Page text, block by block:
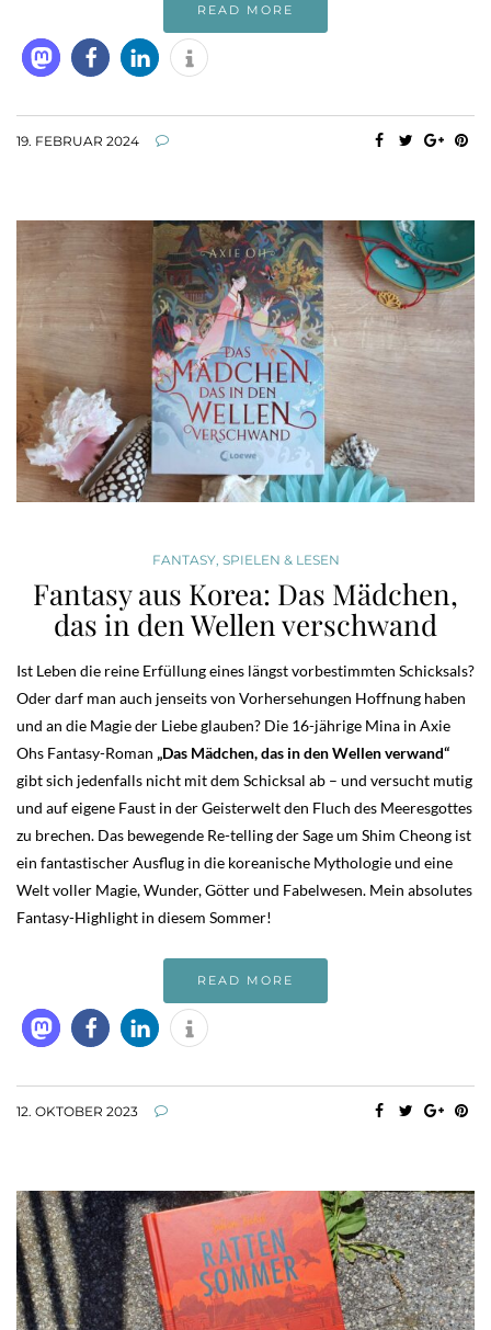
READ MORE
19. FEBRUAR 2024
FANTASY, SPIELEN & LESEN
Fantasy aus Korea: Das Mädchen,
das in den Wellen verschwand
Ist Leben die reine Erfüllung eines längst vorbestimmten Schicksals?
Oder darf man auch jenseits von Vorhersehungen Hoffnung haben
und an die Magie der Liebe glauben? Die 16-jährige Mina in Axie
Ohs Fantasy-Roman „Das Mädchen, das in den Wellen verwand“
gibt sich jedenfalls nicht mit dem Schicksal ab – und versucht mutig
und auf eigene Faust in der Geisterwelt den Fluch des Meeresgottes
zu brechen. Das bewegende Re-telling der Sage um Shim Cheong ist
ein fantastischer Ausflug in die koreanische Mythologie und eine
Welt voller Magie, Wunder, Götter und Fabelwesen. Mein absolutes
Fantasy-Highlight in diesem Sommer!
READ MORE
12. OKTOBER 2023